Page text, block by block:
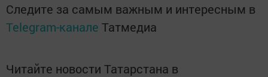
Следите за самым важным и интересным в
Telegram-канале Татмедиа
Читайте новости Татарстана в